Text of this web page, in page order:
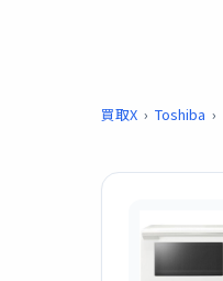
買取X › Toshiba ›